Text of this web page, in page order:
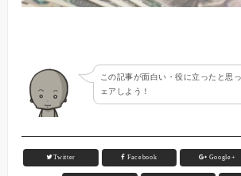
この記事が面白い・役に立ったと思
ェアしよう！
Twitter Facebook Google+